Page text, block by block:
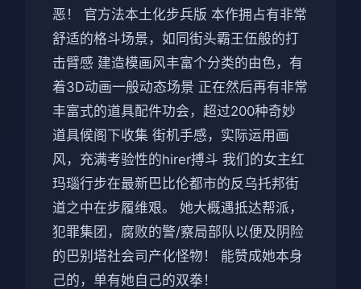
恶！ 官方法本土化步兵版 本作拥占有非常
舒适的格斗场景，如同街头霸王伍般的打
击臂感 建造模画风丰富个分类的由色，有
着3D动画一般动态场景 正在然后再有非常
丰富式的道具配件功会，超过200种奇妙
道具候阁下收集 街机手感，实际运用画
风，充满考验性的hirer搏斗 我们的女主红
玛瑙行步在最新巴比伦都市的反乌托邦街
道之中在步履维艰。 她大概遇抵达帮派，
犯罪集团，腐败的警/察局部队以便及阴险
的巴别塔社会司产化怪物！ 能赞成她本身
己的，单有她自己的双拳！